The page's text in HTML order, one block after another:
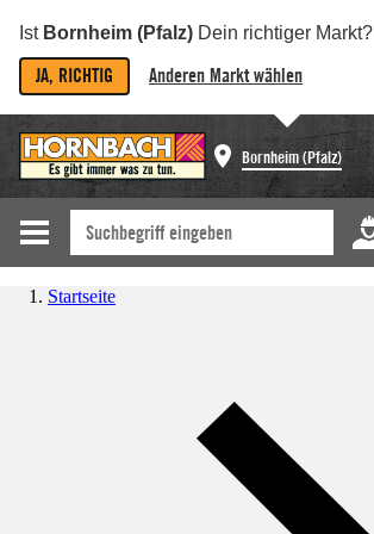
Ist Bornheim (Pfalz) Dein richtiger Markt?
JA, RICHTIG Anderen Markt wählen
Bornheim (Pfalz)
Startseite